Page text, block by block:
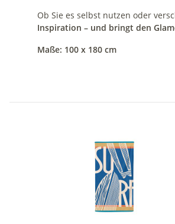
Ob Sie es selbst nutzen oder
Inspiration – und bringt den
Maße: 100 x 180 cm